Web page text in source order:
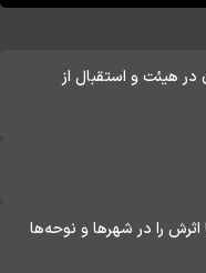
هیئت و استقبال از
را در شهرها و نوحه‌ها